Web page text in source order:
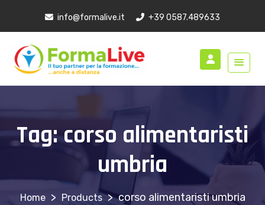
info@formalive.it +39 0587.489633
Tag:corso alimentaristi
umbria
> Products > corso alimentaristi umbria